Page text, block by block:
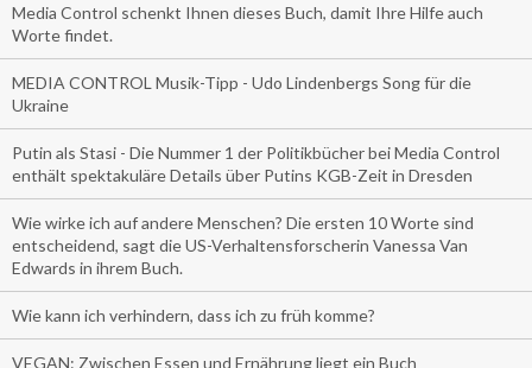
Media Control schenkt Ihnen dieses Buch, damit Ihre Hilfe auch
Worte findet.
MEDIA CONTROL Musik-Tipp - Udo Lindenbergs Song für die
Ukraine
Putin als Stasi - Die Nummer 1 der Politikbücher bei Media Control
enthält spektakuläre Details über Putins KGB-Zeit in Dresden
Wie wirke ich auf andere Menschen? Die ersten 10 Worte sind
entscheidend, sagt die US-Verhaltensforscherin Vanessa Van
Edwards in ihrem Buch.
Wie kann ich verhindern, dass ich zu früh komme?
VEGAN: Zwischen Essen und Ernährung liegt ein Buch